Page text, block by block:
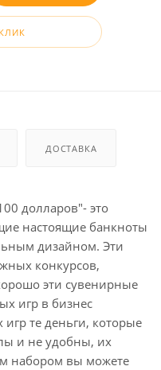
ДОСТАВКА
долларов"- это
настоящие банкноты
дизайном. Эти
конкурсов,
эти сувенирные
игр в бизнес
те деньги, которые
и не удобны, их
набором вы можете